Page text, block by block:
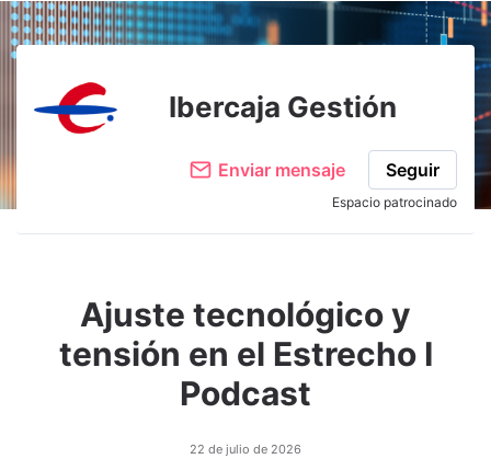
Ibercaja Gestión
Enviar mensaje Seguir
Espacio patrocinado
Ajuste tecnológico y
tensión en el Estrecho I
Podcast
22 de julio de 2026